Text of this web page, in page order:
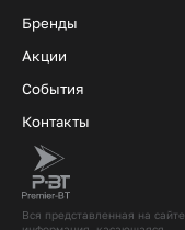
Вся представленная на сайте
Бренды
Акции
События
Контакты